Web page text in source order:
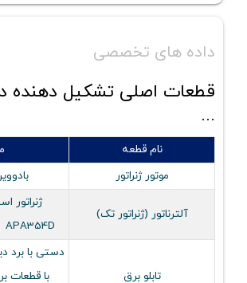
داده های تخصصی
قطعات اصلی تشکیل دهنده
...
نام قطعه
موتور ژنراتور
آلترناتور (ژنراتور تک)
ژنراتور
APA354D کاوا صفحه اي
تابلو برق
دستی با برد
با قطعات